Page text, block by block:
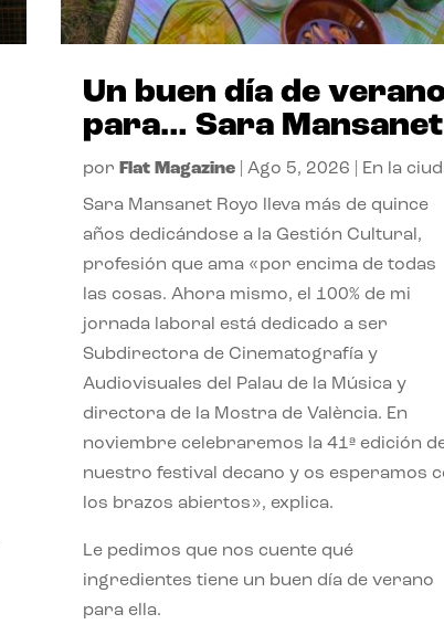
Un buen día de
para… Sara Mansanet
por Flat Magazine| Ago 5, 2026 En la
Sara Mansanet Royo lleva más de quince
años dedicándose a la Gestión Cultural,
profesión que ama «por encima de todas
las cosas. Ahora mismo, el 100% de mi
jornada laboral está dedicado a ser
Subdirectora de Cinematografía y
Audiovisuales del Palau de la Música y
directora de la Mostra de València. En
noviembre celebraremos la 41ª edición
nuestro festival decano y os esperamos
los brazos abiertos», explica.
Le pedimos que nos cuente qué
ingredientes tiene un buen día de verano
para ella.